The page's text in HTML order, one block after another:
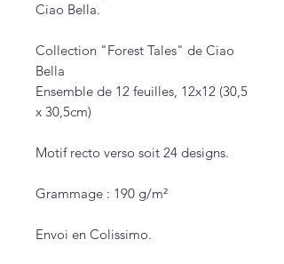
Ciao Bella.
Collection "Forest Tales" de Ciao
Bella
Ensemble de 12 feuilles, 12x12 (30,5
x 30,5cm)
Motif recto verso soit 24 designs.
Grammage : 190 g/m²
Envoi en Colissimo.